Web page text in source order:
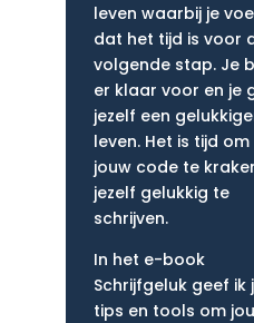
leven waarbij je
dat het tijd is voor
volgende stap. Je
er klaar voor en je
jezelf een
leven. Het is tijd om
jouw code te
jezelf gelukkig te
schrijven.
In het e-book
Schrijfgeluk geef ik
tips en tools om